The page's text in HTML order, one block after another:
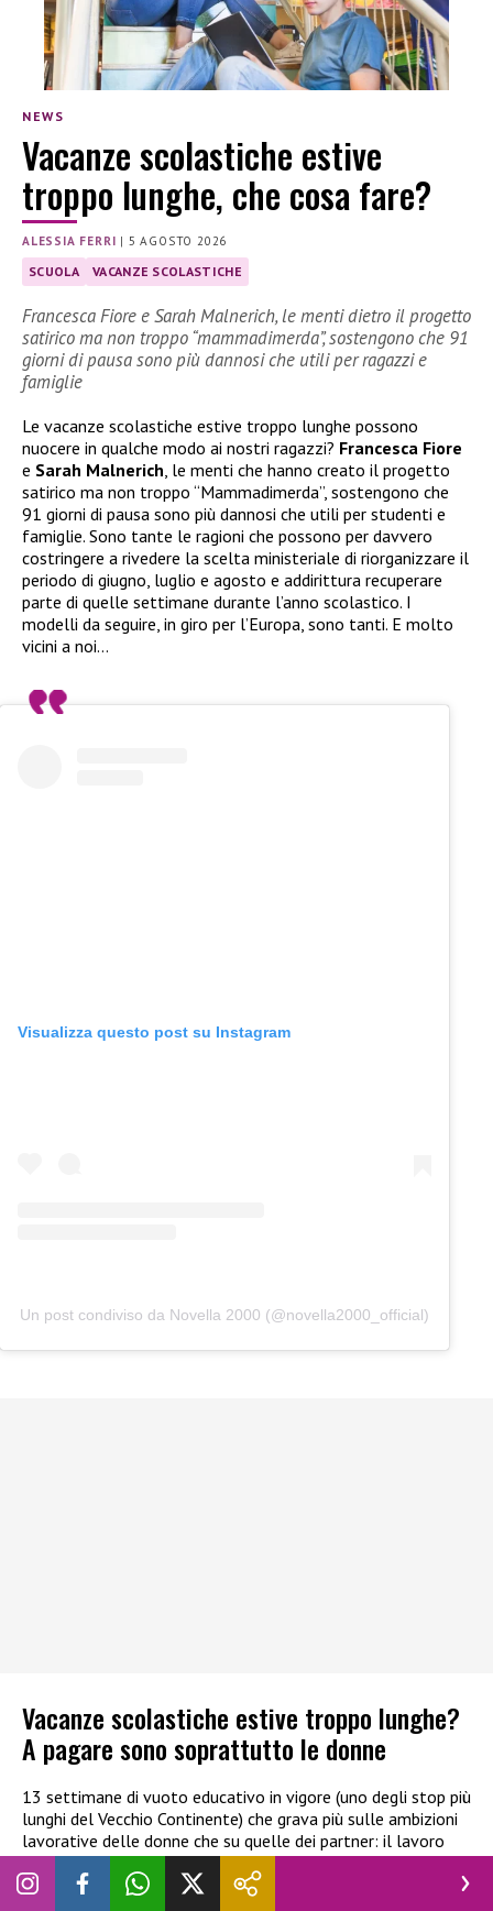
NEWS
Vacanze scolastiche estive
troppo lunghe, che cosa fare?
ALESSIA FERRI | 5 AGOSTO 2026
SCUOLA VACANZE SCOLASTICHE
Francesca Fiore e Sarah Malnerich, le menti dietro il progetto
satirico ma non troppo “mammadimerda”, sostengono che 91
giorni di pausa sono più dannosi che utili per ragazzi e
famiglie
Le vacanze scolastiche estive troppo lunghe possono
nuocere in qualche modo ai nostri ragazzi? Francesca Fiore
e Sarah Malnerich , le menti che hanno creato il progetto
satirico ma non troppo “Mammadimerda”, sostengono che
91 giorni di pausa sono più dannosi che utili per studenti e
famiglie. Sono tante le ragioni che possono per davvero
costringere a rivedere la scelta ministeriale di riorganizzare il
periodo di giugno, luglio e agosto e addirittura recuperare
parte di quelle settimane durante l’anno scolastico. I
modelli da seguire, in giro per l’Europa, sono tanti. E molto
vicini a noi…
Visualizza questo post su Instagram
Un post condiviso da Novella 2000 (@novella2000_official)
Vacanze scolastiche estive troppo lunghe?
A pagare sono soprattutto le donne
13 settimane di vuoto educativo in vigore (uno degli stop più
lunghi del Vecchio Continente) che grava più sulle ambizioni
lavorative delle donne che su quelle dei partner: il lavoro
fanno fatica a trovarlo, o addirittura finiscono per perderlo.
Un periodo troppo lungo incide negativamente anche